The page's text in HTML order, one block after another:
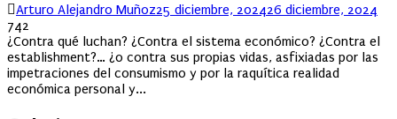
Author
Arturo Alejandro MuñozPosted
25 diciembre, 202426 diciembre, 2024
742
¿Contra qué luchan? ¿Contra el sistema económico? ¿Contra el
establishment?… ¿o contra sus propias vidas, asfixiadas por las
impetraciones del consumismo y por la raquítica realidad
económica personal y...